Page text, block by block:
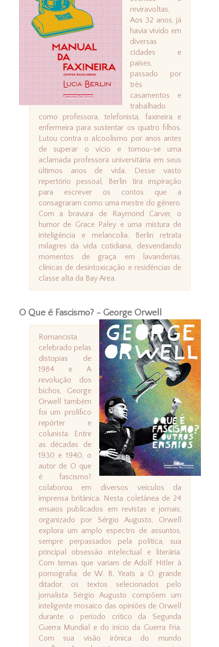
reviravoltas.
Aos 32 anos, já
havia vivido em
diversas
cidades e
países,
passado por
três
casamentos e
trabalhado
como professora, telefonista, faxineira e
enfermeira para sustentar os quatro filhos.
Lutou contra o alcoolismo por anos antes
de superar o vício e tornou-se uma
aclamada professora universitária em seus
últimos anos de vida. Desse vasto
repertório pessoal, Berlin tira inspiração
para escrever os contos que a
consagraram como uma mestre do gênero.
Com a bravura de Raymond Carver, o
humor de Grace Paley e uma mistura de
inteligência e melancolia, Berlin retrata
milagres da vida cotidiana, desvendando
momentos de graça em lavanderias,
clínicas de desintoxicação e residências de
classe alta da Bay Area.
O Que é Fascismo? - George Orwell
Romancista
celebrado pelas
distopias de
1984 e A
revolução dos
bichos, George
Orwell também
foi um prolífico
repórter e
colunista. Entre
as décadas de
1930 e 1940, o
autor de O que
é fascismo?
colaborou em diversos veículos da
imprensa britânica. Nesta coletânea de 24
ensaios publicados em revistas e jornais,
organizado por Sérgio Augusto, Orwell
explora um amplo espectro de assuntos,
sempre perpassados pela política, sua
principal obsessão intelectual e literária.
Com temas que variam de Adolf Hitler à
pornografia, de W. B. Yeats a O grande
ditador, os textos selecionados pelo
jornalista Sérgio Augusto compõem um
inteligente mosaico das opiniões de Orwell
durante o período crítico da Segunda
Guerra Mundial e do início da Guerra Fria.
Com sua visão irônica do mundo